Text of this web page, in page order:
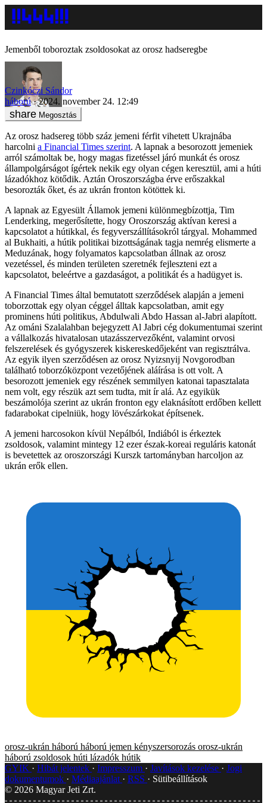
Jemenből toboroztak zsoldosokat az orosz hadseregbe
Czinkóczi Sándor
háború
2024. november 24. 12:49
Megosztás
Az orosz hadsereg több száz jemeni férfit vihetett Ukrajnába
harcolni a Financial Times szerint. A lapnak a besorozott jemeniek
arról számoltak be, hogy magas fizetéssel járó munkát és orosz
állampolgárságot ígértek nekik egy olyan cégen keresztül, ami a húti
lázadókhoz kötődik. Aztán Oroszországba érve erőszakkal
besorozták őket, és az ukrán fronton kötöttek ki.
A lapnak az Egyesült Államok jemeni különmegbízottja, Tim
Lenderking, megerősítette, hogy Oroszország aktívan keresi a
kapcsolatot a hútikkal, és fegyverszállításokról tárgyal. Mohammed
al Bukhaiti, a hútik politikai bizottságának tagja nemrég elismerte a
Meduzának, hogy folyamatos kapcsolatban állnak az orosz
vezetéssel, és minden területen szeretnék fejleszteni ezt a
kapcsolatot, beleértve a gazdaságot, a politikát és a hadügyet is.
A Financial Times által bemutatott szerződések alapján a jemeni
toborzottak egy olyan céggel álltak kapcsolatban, amit egy
prominens húti politikus, Abdulwali Abdo Hassan al-Jabri alapított.
Az ománi Szalalahban bejegyzett Al Jabri cég dokumentumai szerint
a vállalkozás hivatalosan utazásszervezőként, valamint orvosi
felszerelések és gyógyszerek kiskereskedőjeként van regisztrálva.
Az egyik ilyen szerződésen az orosz Nyizsnyij Novgorodban
található toborzóközpont vezetőjének aláírása is ott volt. A
besorozott jemeniek egy részének semmilyen katonai tapasztalata
nem volt, egy részük azt sem tudta, mit ír alá. Az egyikük
beszámolója szerint az ukrán fronton egy elaknásított erdőben kellett
fadarabokat cipelniük, hogy lövészárkokat építsenek.
A jemeni harcosokon kívül Nepálból, Indiából is érkeztek
zsoldosok, valamint mintegy 12 ezer észak-koreai reguláris katonát
is bevetettek az oroszországi Kurszk tartományban harcoljon az
ukrán erők ellen.
orosz-ukrán háború háború jemen kényszersorozás orosz-ukrán
háború zsoldosok húti lázadók hútik
GYIK
Hibát jelentek Impresszum Javítások kezelése
Jogi
dokumentumok
Médiaajánlat RSS
Sütibeállítások
© 2026 Magyar Jeti Zrt.